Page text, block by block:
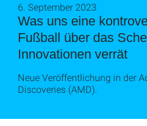
Was uns eine
Fußball über das
Innovationen verrät
6. September 2023
Neue Veröffentlichung in der
Discoveries (AMD).